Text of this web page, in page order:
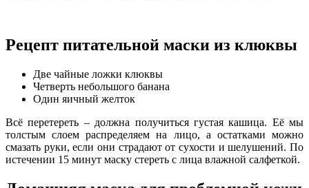
Рецепт питательной маски из клюквы
Две чайные ложки клюквы
Четверть небольшого банана
Один яичный желток
Всё перетереть – должна получиться густая кашица. Её мы
толстым слоем распределяем на лицо, а остатками можно
смазать руки, если они страдают от сухости и шелушений. По
истечении 15 минут маску стереть с лица влажной салфеткой.